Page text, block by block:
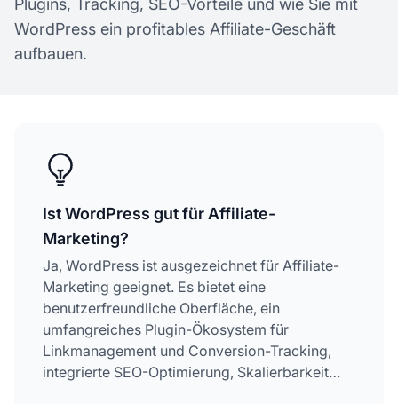
Plugins, Tracking, SEO-Vorteile und wie Sie mit
WordPress ein profitables Affiliate-Geschäft
aufbauen.
Ist WordPress gut für Affiliate-
Marketing?
Ja, WordPress ist ausgezeichnet für Affiliate-
Marketing geeignet. Es bietet eine
benutzerfreundliche Oberfläche, ein
umfangreiches Plugin-Ökosystem für
Linkmanagement und Conversion-Tracking,
integrierte SEO-Optimierung, Skalierbarkeit